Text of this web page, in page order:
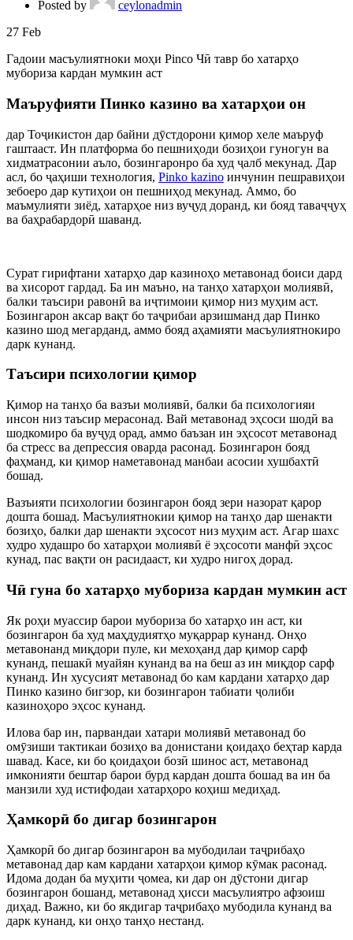
Posted by
ceylonadmin
27 Feb
Гадоии масъулиятноки моҳи Pinco Чӣ тавр бо хатарҳо
мубориза кардан мумкин аст
Маъруфияти Пинко казино ва хатарҳои он
дар Тоҷикистон дар байни дӯстдорони қимор хеле маъруф
гаштааст. Ин платформа бо пешниҳоди бозиҳои гуногун ва
хидматрасонии аъло, бозингаронро ба худ ҷалб мекунад. Дар
асл, бо ҷаҳиши технология, Pinko kazino инчунин пешравиҳои
зебоеро дар кутиҳои он пешниҳод мекунад. Аммо, бо
маъмулияти зиёд, хатарҳое низ вуҷуд доранд, ки бояд таваҷҷуҳ
ва баҳрабардорӣ шаванд.
Сурат гирифтани хатарҳо дар казиноҳо метавонад боиси дард
ва хисорот гардад. Ба ин маъно, на танҳо хатарҳои молиявӣ,
балки таъсири равонӣ ва иҷтимоии қимор низ муҳим аст.
Бозингарон аксар вақт бо таҷрибаи арзишманд дар Пинко
казино шод мегарданд, аммо бояд аҳамияти масъулиятнокиро
дарк кунанд.
Таъсири психологии қимор
Қимор на танҳо ба вазъи молиявӣ, балки ба психологияи
инсон низ таъсир мерасонад. Вай метавонад эҳсоси шодӣ ва
шодкомиро ба вуҷуд орад, аммо баъзан ин эҳсосот метавонад
ба стресс ва депрессия оварда расонад. Бозингарон бояд
фаҳманд, ки қимор наметавонад манбаи асосии хушбахтӣ
бошад.
Вазъияти психологии бозингарон бояд зери назорат қарор
дошта бошад. Масъулиятнокии қимор на танҳо дар шенакти
бозиҳо, балки дар шенакти эҳсосот низ муҳим аст. Агар шахс
худро худашро бо хатарҳои молиявӣ ё эҳсосоти манфӣ эҳсос
кунад, пас вақти он расидааст, ки худро нигоҳ дорад.
Чӣ гуна бо хатарҳо мубориза кардан мумкин аст
Як роҳи муассир барои мубориза бо хатарҳо ин аст, ки
бозингарон ба худ маҳдудиятҳо муқаррар кунанд. Онҳо
метавонанд миқдори пуле, ки мехоҳанд дар қимор сарф
кунанд, пешакӣ муайян кунанд ва на беш аз ин миқдор сарф
кунанд. Ин хусусият метавонад бо кам кардани хатарҳо дар
Пинко казино бигзор, ки бозингарон табиати ҷолиби
казиноҳоро эҳсос кунанд.
Илова бар ин, парвандаи хатари молиявӣ метавонад бо
омӯзиши тактикаи бозиҳо ва донистани қоидаҳо беҳтар карда
шавад. Касе, ки бо қоидаҳои бозӣ шинос аст, метавонад
имконияти бештар барои бурд кардан дошта бошад ва ин ба
манзили худ истифодаи хатарҳоро коҳиш медиҳад.
Ҳамкорӣ бо дигар бозингарон
Ҳамкорӣ бо дигар бозингарон ва мубодилаи таҷрибаҳо
метавонад дар кам кардани хатарҳои қимор кӯмак расонад.
Идома додан ба муҳити ҷомеа, ки дар он дӯстони дигар
бозингарон бошанд, метавонад ҳисси масъулиятро афзоиш
диҳад. Важно, ки бо якдигар таҷрибаҳо мубодила кунанд ва
дарк кунанд, ки онҳо танҳо нестанд.